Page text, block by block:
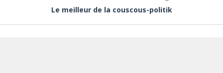
Le meilleur de la couscous-politik